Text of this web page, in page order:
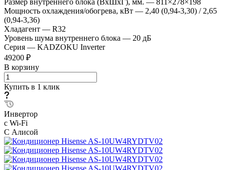
Мощность охлаждения/обогрева, кВт — 2,40 (0,94-3,30) / 2,65
(0,94-3,36)
Хладагент — R32
Уровень шума внутреннего блока — 20 дБ
Серия — KADZOKU Inverter
49200 ₽
В корзину
Купить в 1 клик
Инвертор
с Wi-Fi
С Алисой